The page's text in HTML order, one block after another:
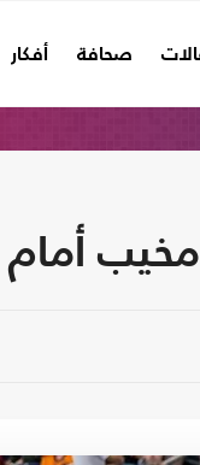
صحافة أفكار